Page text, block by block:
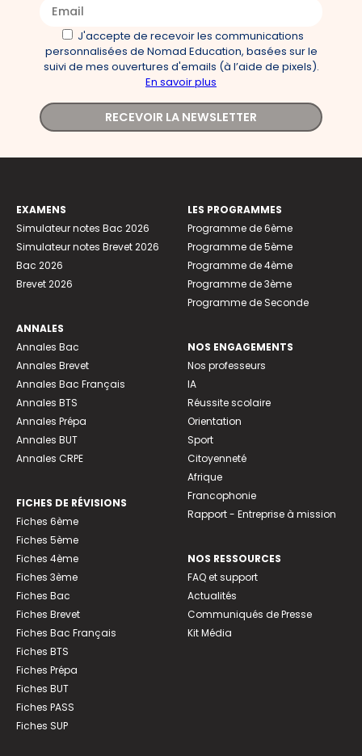
J'accepte de recevoir les communications
personnalisées de Nomad Education, basées sur le
suivi de mes ouvertures d'emails (à l’aide de pixels).
En savoir plus
RECEVOIR LA NEWSLETTER
EXAMENS
Simulateur notes Bac 2026
Simulateur notes Brevet 2026
Bac 2026
Brevet 2026
ANNALES
Annales Bac
Annales Brevet
Annales Bac Français
Annales BTS
Annales Prépa
Annales BUT
Annales CRPE
FICHES DE RÉVISIONS
Fiches 6ème
Fiches 5ème
Fiches 4ème
Fiches 3ème
Fiches Bac
Fiches Brevet
Fiches Bac Français
Fiches BTS
Fiches Prépa
Fiches BUT
Fiches PASS
Fiches SUP
LES PROGRAMMES
Programme de 6ème
Programme de 5ème
Programme de 4ème
Programme de 3ème
Programme de Seconde
NOS ENGAGEMENTS
Nos professeurs
IA
Réussite scolaire
Orientation
Sport
Citoyenneté
Afrique
Francophonie
Rapport - Entreprise à mission
NOS RESSOURCES
FAQ et support
Actualités
Communiqués de Presse
Kit Média